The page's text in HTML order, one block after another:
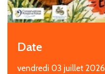
Date
vendredi 03 juillet 2026